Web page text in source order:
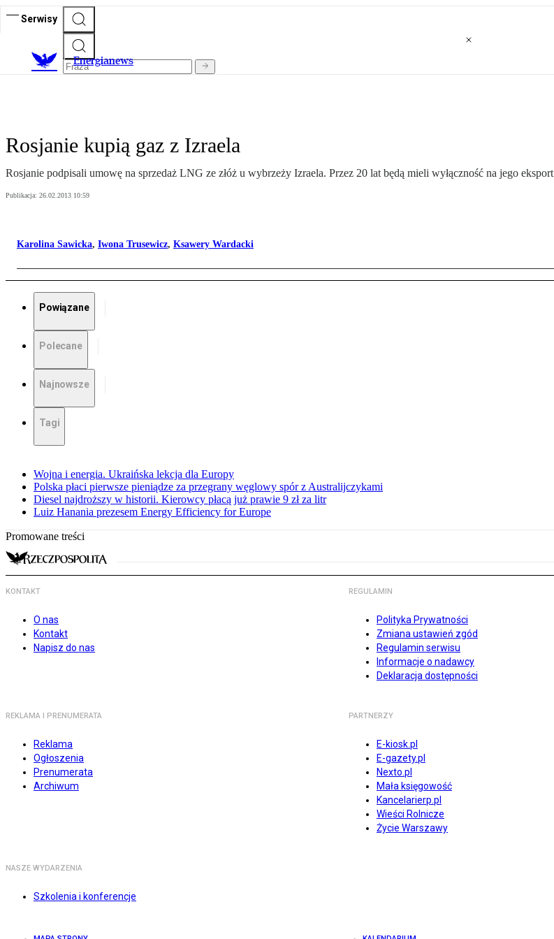
Serwisy
Energianews
Rosjanie kupią gaz z Izraela
Rosjanie podpisali umowę na sprzedaż LNG ze złóż u wybrzeży Izraela. Przez 20 lat będą mieli wyłączność na jego eksport
Publikacja: 26.02.2013 10:59
Karolina Sawicka, Iwona Trusewicz, Ksawery Wardacki
Powiązane
Polecane
Najnowsze
Tagi
Wojna i energia. Ukraińska lekcja dla Europy
Polska płaci pierwsze pieniądze za przegrany węglowy spór z Australijczykami
Diesel najdroższy w historii. Kierowcy płacą już prawie 9 zł za litr
Luiz Hanania prezesem Energy Efficiency for Europe
Promowane treści
KONTAKT
O nas
Kontakt
Napisz do nas
REGULAMIN
Polityka Prywatności
Zmiana ustawień zgód
Regulamin serwisu
Informacje o nadawcy
Deklaracja dostępności
REKLAMA I PRENUMERATA
Reklama
Ogłoszenia
Prenumerata
Archiwum
PARTNERZY
E-kiosk.pl
E-gazety.pl
Nexto.pl
Mała księgowość
Kancelarierp.pl
Wieści Rolnicze
Życie Warszawy
NASZE WYDARZENIA
Szkolenia i konferencje